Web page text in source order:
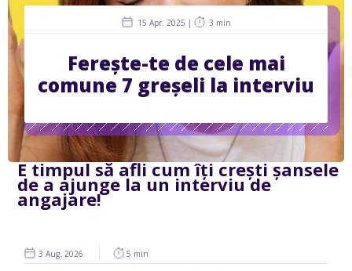
15 Apr. 2025 | 3 min
Ferește-te de cele mai
comune 7 greșeli la interviu
E timpul să afli cum îți crești șansele
de a ajunge la un interviu de
angajare!
3 Aug. 2026 5 min